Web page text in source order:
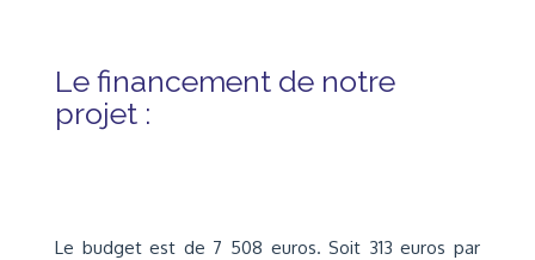
Le financement de notre
projet :
Le budget est de 7 508 euros. Soit 313 euros par